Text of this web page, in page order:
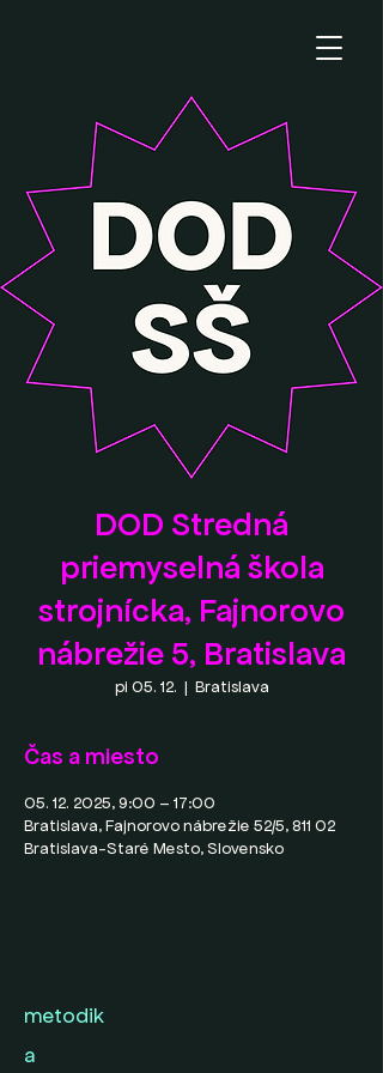
DOD Stredná
priemyselná škola
strojnícka, Fajnorovo
nábrežie 5, Bratislava
pi 05. 12.
  |
Bratislava
Čas a miesto
05. 12. 2025, 9:00 – 17:00
Bratislava, Fajnorovo nábrežie 52/5, 811 02
Bratislava-Staré Mesto, Slovensko
metodik
a